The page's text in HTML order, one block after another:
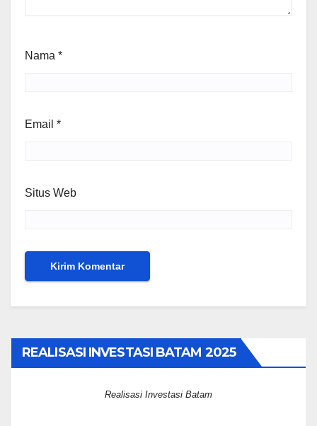
Nama *
Email *
Situs Web
REALISASI INVESTASI BATAM 2025
Realisasi Investasi Batam